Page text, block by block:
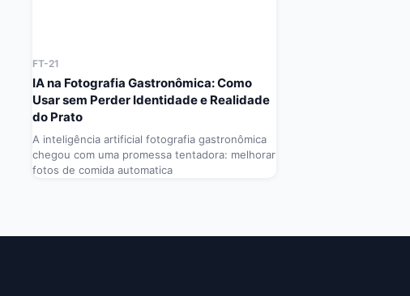
FT-21
IA na Fotografia Gastronômica: Como
Usar sem Perder Identidade e Realidade
do Prato
A inteligência artificial fotografia gastronômica
chegou com uma promessa tentadora: melhorar
fotos de comida automatica